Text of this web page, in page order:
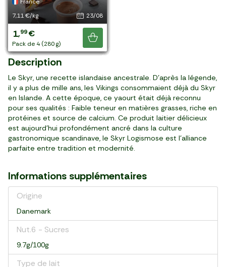
10,64 €/kg
24/08
1,49€
pot (140 g)
15,27 €/kg
28/08
2,29€
pot (150 g)
5,18 €/kg
26/08
2,59€
pack de 4 (500 g)
8,87 €/kg
30/08
3,99€
pot (450 g)
23,90 €/kg
10/09
2,39€
pièce (100 g)
7,23 €/kg
19/09
2,89€
pack de 4 (400 g)
10,36 €/kg
23/08
2,59€
pack de 2 (250 g)
6,99 €/kg
06/09
6,99€
pot (1 kg)
15,27 €/kg
21/08
2,29€
pot (150 g)
7,98 €/kg
11/09
3,99€
pot (500 g)
10,64 €/kg
07/09
1,49€
pot (140 g)
5,98 €/kg
20/08
2,99€
pack de 4 (500 g)
15,96 €/kg
23/08
3,99€
pack de 2 (250 g)
7,23 €/kg
19/09
2,89€
pack de 4 (400 g)
7,11 €/kg
23/08
1,99€
pack de 4 (280 g)
encore !
Je découvre
Description
Le Skyr, une recette islandaise ancestrale. D'après la légende,
il y a plus de mille ans, les Vikings consommaient déjà du Skyr
en Islande. A cette époque, ce yaourt était déjà reconnu
pour ses qualités : Faible teneur en matières grasses, riche en
protéines et source de calcium. Ce produit laitier délicieux
est aujourd'hui profondément ancré dans la culture
gastronomique scandinave, le Skyr Logismose est l'alliance
parfaite entre tradition et modernité.
Informations supplémentaires
Origine
Danemark
Nut.6 - Sucres
9.7g/100g
Type de lait